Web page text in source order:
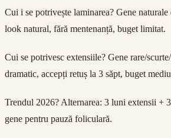
Cui i se potrivește laminarea? Gene naturale
look natural, fără mentenanță, buget limitat.
Cui se potrivesc extensiile? Gene rare/
dramatic, accepți retuș la 3 săpt, buget
Trendul 2026? Alternarea: 3 luni extensii +
gene pentru pauză foliculară.